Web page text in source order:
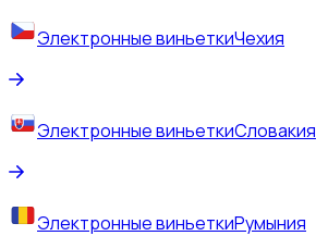
Электронные виньеткиЧехия
Электронные виньеткиСловакия
Электронные виньеткиРумыния